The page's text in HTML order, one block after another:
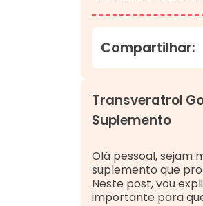
Compartilhar:
Transveratrol
Suplemento
Olá pessoal, sejam
suplemento que
Neste post, vou
importante para